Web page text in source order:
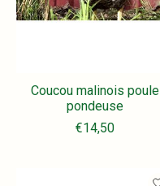
Coucou malinois poule
pondeuse
€14,50